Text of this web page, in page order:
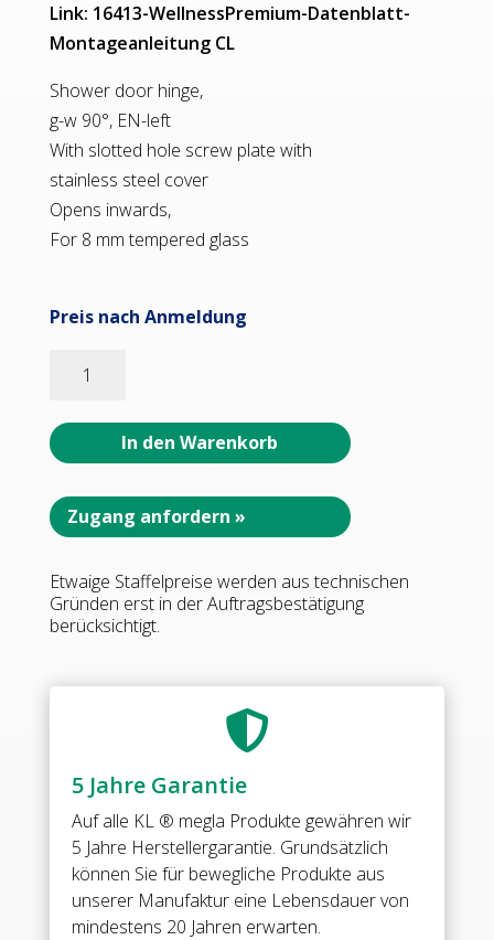
Link: 16413-WellnessPremium-Datenblatt-
Montageanleitung CL
Shower door hinge,
g-w 90°, EN-left
With slotted hole screw plate with
stainless steel cover
Opens inwards,
For 8 mm tempered glass
Preis nach Anmeldung
WELLNESS
Duschtürbeschlag
G-
90°
Messing
•
Langlochanschraubplatte
Abdeckung
aus
Edelstahl
In den Warenkorb
Zugang anfordern »
Etwaige Staffelpreise werden aus technischen
Gründen erst in der Auftragsbestätigung
berücksichtigt.

5 Jahre Garantie
Auf alle KL ® megla Produkte gewähren wir
5 Jahre Herstellergarantie. Grundsätzlich
können Sie für bewegliche Produkte aus
unserer Manufaktur eine Lebensdauer von
mindestens 20 Jahren erwarten.